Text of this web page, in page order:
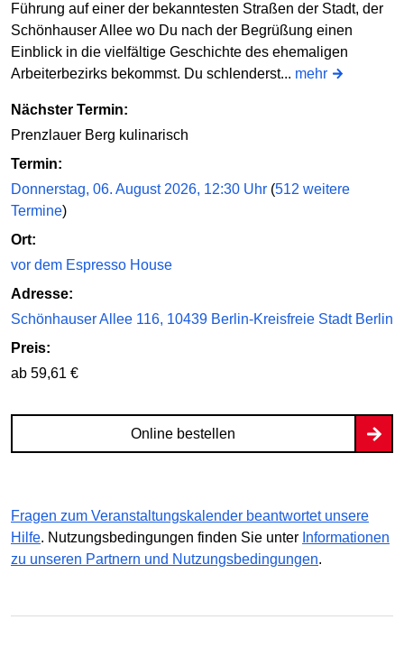
Führung auf einer der bekanntesten Straßen der Stadt, der
Schönhauser Allee wo Du nach der Begrüßung einen
Einblick in die vielfältige Geschichte des ehemaligen
Arbeiterbezirks bekommst. Du schlenderst... mehr
Nächster Termin:
Prenzlauer Berg kulinarisch
Termin:
Donnerstag, 06. August 2026, 12:30 Uhr (512 weitere
Termine)
Ort:
vor dem Espresso House
Adresse:
Schönhauser Allee 116, 10439 Berlin-Kreisfreie Stadt Berlin
Preis:
ab 59,61 €
Online bestellen
Fragen zum Veranstaltungskalender beantwortet unsere
Hilfe. Nutzungsbedingungen finden Sie unter Informationen
zu unseren Partnern und Nutzungsbedingungen.